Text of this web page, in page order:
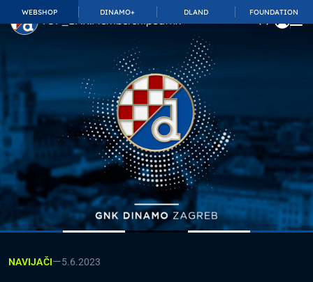
WEBSHOP DINAMO+ DLAND FOUNDATION
TOP_BAR.MembershipSuffix
NAVIJAČI—5.6.2023